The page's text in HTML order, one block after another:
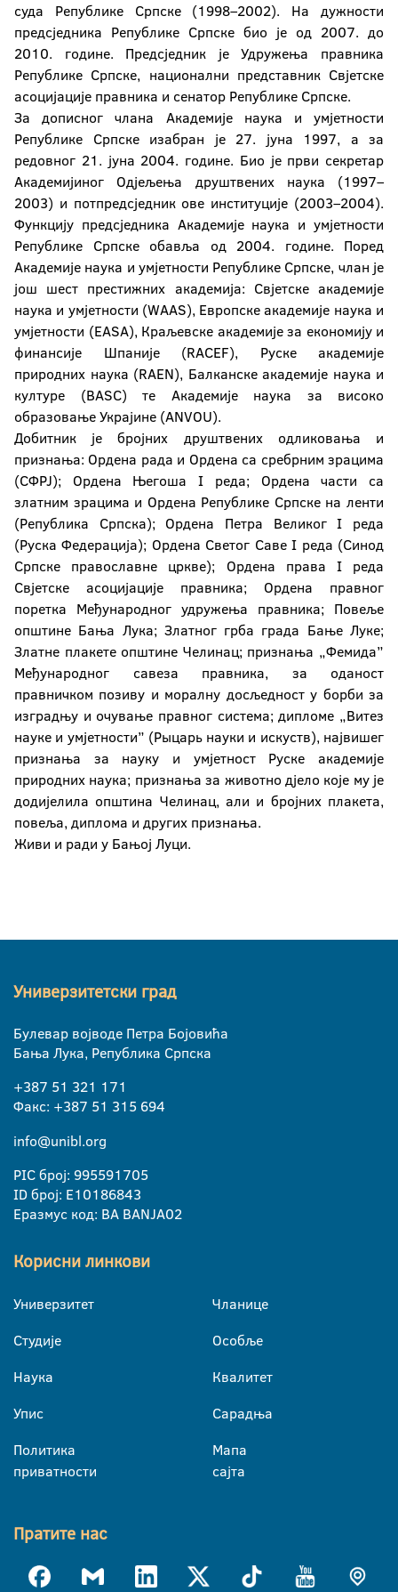
суда Републике Српске (1998–2002). На дужности
предсједника Републике Српске био је од 2007. до
2010. године. Предсједник је Удружења правника
Републике Српске, национални представник Свјетске
асоцијације правника и сенатор Републике Српске.
За дописног члана Академије наука и умјетности
Републике Српске изабран је 27. јуна 1997, а за
редовног 21. јуна 2004. године. Био је први секретар
Академијиног Одјељења друштвених наука (1997–
2003) и потпредсједник ове институције (2003–2004).
Функцију предсједника Академије наука и умјетности
Републике Српске обавља од 2004. године. Поред
Академије наука и умјетности Републике Српске, члан је
још шест престижних академија: Свјетске академије
наука и умјетности (WAAS), Европске академије наука и
умјетности (EASA), Краљевске академије за економију и
финансије Шпаније (RACEF), Руске академије
природних наука (RAEN), Балканске академије наука и
културе (BASC) те Академије наука за високо
образовање Украјине (ANVOU).
Добитник је бројних друштвених одликовања и
признања: Ордена рада и Ордена са сребрним зрацима
(СФРЈ); Ордена Његоша I реда; Ордена части са
златним зрацима и Ордена Републике Српске на ленти
(Република Српска); Ордена Петра Великог I реда
(Руска Федерација); Ордена Светог Саве I реда (Синод
Српске православне цркве); Ордена права I реда
Свјетске асоцијације правника; Ордена правног
поретка Међународног удружења правника; Повеље
општине Бања Лука; Златног грба града Бање Луке;
Златне плакете општине Челинац; признања „Фемида”
Међународног савеза правника, за оданост
правничком позиву и моралну досљедност у борби за
изградњу и очување правног система; дипломе „Витез
науке и умјетности” (Рыцарь науки и искуств), највишег
признања за науку и умјетност Руске академије
природних наука; признања за животно дјело које му је
додијелила општина Челинац, али и бројних плакета,
повеља, диплома и других признања.
Живи и ради у Бањој Луци.
Универзитетски град
Булевар војводе Петра Бојовића
Бања Лука, Република Српска
+387 51 321 171
Факс: +387 51 315 694
info@unibl.org
PIC број: 995591705
ID број: E10186843
Еразмус код: BA BANJA02
Корисни линкови
Универзитет
Студије
Наука
Упис
Политика
приватности
Чланице
Особље
Квалитет
Сарадња
Мапа
сајта
Пратите нас